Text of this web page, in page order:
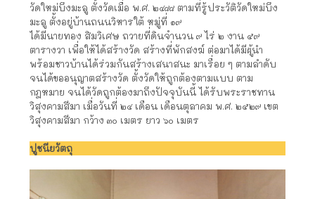
วัดใหม่บึงมะลู ตั้งวัดเมื่อ พ.ศ. ๒๔๘๘ ตามที่รู้ประวัติวัดใหม่บึง
มะลู ตั้งอยู่บ้านถนนวิหารใต้ หมู่ที่ ๑๙
ได้มีนายทอง สิมวิเศษ ถวายที่ดินจำนวน ๙ ไร่ ๒ งาน ๕๙
ตารางวา เพื่อให้ได้สร้างวัด สร้างที่พักสงฆ์ ต่อมาได้มีผู้นำ
พร้อมชาวบ้านได้ร่วมกันสร้างเสนาสนะ มาเรื่อย ๆ ตามลำดับ
จนได้ขออนุญาตสร้างวัด ตั้งวัดให้ถูกต้องตามแบบ ตาม
กฎหมาย จนได้วัดถูกต้องมาถึงปัจจุบันนี้ ได้รับพระราชทาน
วิสุงคามสีมา เมื่อวันที่ ๒๔ เดือน เดือนตุลาคม พ.ศ. ๒๕๒๙ เขต
วิสุงคามสีมา กว้าง ๓๐ เมตร ยาว ๖๐ เมตร
ปูชนียวัตถุ